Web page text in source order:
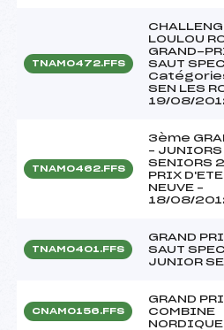
TNAM0472.FFS
LOULOU
GRAND-
SAUT
SEN LES
19/08/
TNAM0462.FFS
3ème
– JUNIORS
SENIORS
PRIX
NEUVE –
18/08/
TNAM0401.FFS
GRAND
SAUT
JUNIOR
CNAM0156.FFS
GRAND
COMBINE